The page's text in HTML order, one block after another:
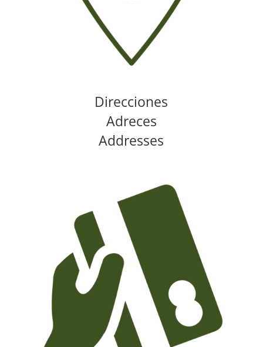
Direcciones
Adreces
Addresses